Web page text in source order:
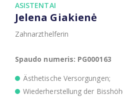
ASISTENTAI
Jelena Giakienė
Zahnarzthelferin
Spaudo numeris: PG000163
Ästhetische Versorgungen;
Wiederherstellung der